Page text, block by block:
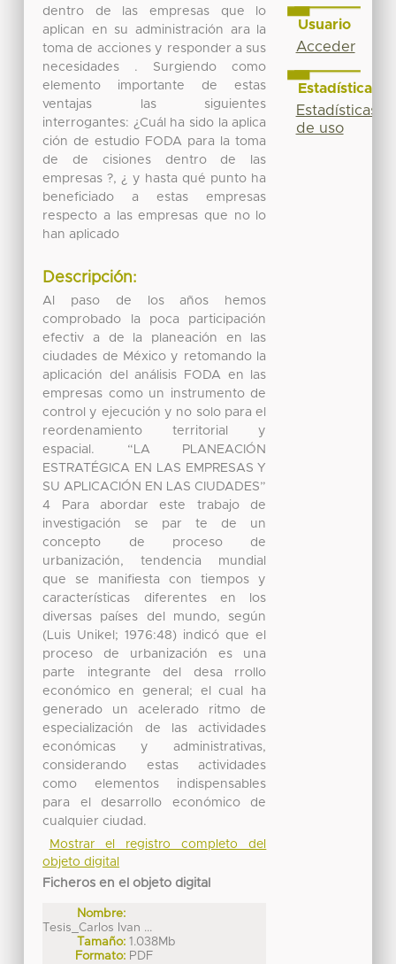
dentro de las empresas que lo
aplican en su administración ara la
toma de acciones y responder a sus
necesidades . Surgiendo como
elemento importante de estas
ventajas las siguientes
interrogantes: ¿Cuál ha sido la aplica
ción de estudio FODA para la toma
de de cisiones dentro de las
empresas ?, ¿ y hasta qué punto ha
beneficiado a estas empresas
respecto a las empresas que no lo
han aplicado
Descripción:
Al paso de los años hemos
comprobado la poca participación
efectiv a de la planeación en las
ciudades de México y retomando la
aplicación del análisis FODA en las
empresas como un instrumento de
control y ejecución y no solo para el
reordenamiento territorial y
espacial. “LA PLANEACIÓN
ESTRATÉGICA EN LAS EMPRESAS Y
SU APLICACIÓN EN LAS CIUDADES”
4 Para abordar este trabajo de
investigación se par te de un
concepto de proceso de
urbanización, tendencia mundial
que se manifiesta con tiempos y
características diferentes en los
diversas países del mundo, según
(Luis Unikel; 1976:48) indicó que el
proceso de urbanización es una
parte integrante del desa rrollo
económico en general; el cual ha
generado un acelerado ritmo de
especialización de las actividades
económicas y administrativas,
considerando estas actividades
como elementos indispensables
para el desarrollo económico de
cualquier ciudad.
Mostrar el registro completo del
objeto digital
Ficheros en el objeto digital
Nombre:
Tesis_Carlos Ivan ...
Tamaño: 1.038Mb
Formato: PDF
Usuario
Acceder
Estadísticas
Estadísticas
de uso